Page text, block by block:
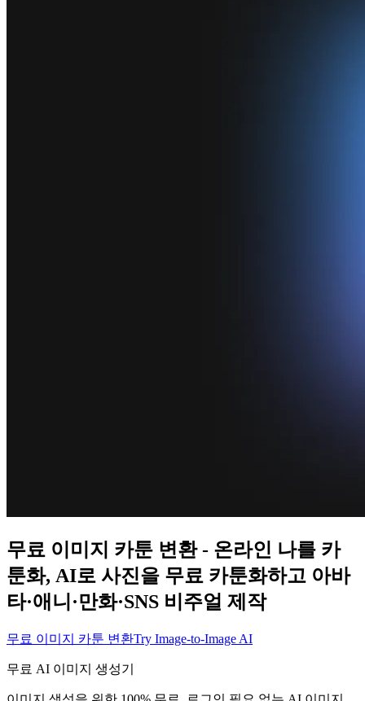
무료 이미지 카툰 변환 - 온라인 나를 카
툰화, AI로 사진을 무료 카툰화하고 아바
타·애니·만화·SNS 비주얼 제작
무료 이미지 카툰 변환Try Image-to-Image AI
무료 AI 이미지 생성기